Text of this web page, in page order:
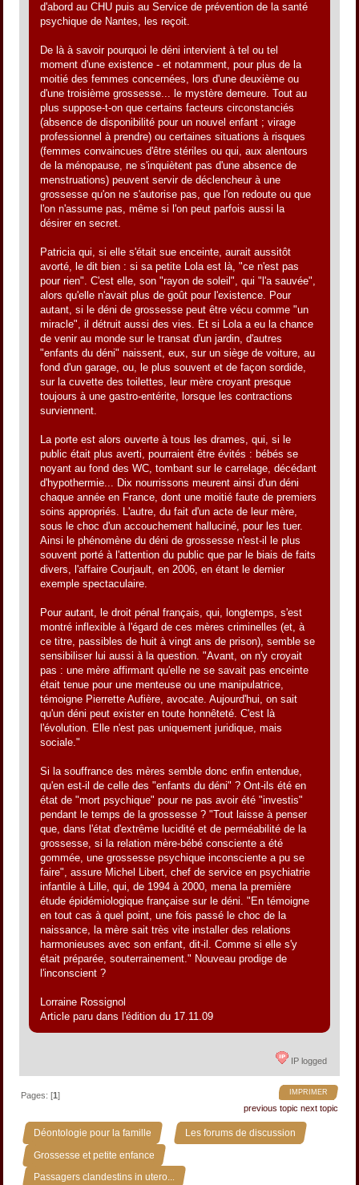
d'abord au CHU puis au Service de prévention de la santé
psychique de Nantes, les reçoit.
De là à savoir pourquoi le déni intervient à tel ou tel
moment d'une existence - et notamment, pour plus de la
moitié des femmes concernées, lors d'une deuxième ou
d'une troisième grossesse... le mystère demeure. Tout au
plus suppose-t-on que certains facteurs circonstanciés
(absence de disponibilité pour un nouvel enfant ; virage
professionnel à prendre) ou certaines situations à risques
(femmes convaincues d'être stériles ou qui, aux alentours
de la ménopause, ne s'inquiètent pas d'une absence de
menstruations) peuvent servir de déclencheur à une
grossesse qu'on ne s'autorise pas, que l'on redoute ou que
l'on n'assume pas, même si l'on peut parfois aussi la
désirer en secret.
Patricia qui, si elle s'était sue enceinte, aurait aussitôt
avorté, le dit bien : si sa petite Lola est là, "ce n'est pas
pour rien". C'est elle, son "rayon de soleil", qui "l'a sauvée",
alors qu'elle n'avait plus de goût pour l'existence. Pour
autant, si le déni de grossesse peut être vécu comme "un
miracle", il détruit aussi des vies. Et si Lola a eu la chance
de venir au monde sur le transat d'un jardin, d'autres
"enfants du déni" naissent, eux, sur un siège de voiture, au
fond d'un garage, ou, le plus souvent et de façon sordide,
sur la cuvette des toilettes, leur mère croyant presque
toujours à une gastro-entérite, lorsque les contractions
surviennent.
La porte est alors ouverte à tous les drames, qui, si le
public était plus averti, pourraient être évités : bébés se
noyant au fond des WC, tombant sur le carrelage, décédant
d'hypothermie... Dix nourrissons meurent ainsi d'un déni
chaque année en France, dont une moitié faute de premiers
soins appropriés. L'autre, du fait d'un acte de leur mère,
sous le choc d'un accouchement halluciné, pour les tuer.
Ainsi le phénomène du déni de grossesse n'est-il le plus
souvent porté à l'attention du public que par le biais de faits
divers, l'affaire Courjault, en 2006, en étant le dernier
exemple spectaculaire.
Pour autant, le droit pénal français, qui, longtemps, s'est
montré inflexible à l'égard de ces mères criminelles (et, à
ce titre, passibles de huit à vingt ans de prison), semble se
sensibiliser lui aussi à la question. "Avant, on n'y croyait
pas : une mère affirmant qu'elle ne se savait pas enceinte
était tenue pour une menteuse ou une manipulatrice,
témoigne Pierrette Aufière, avocate. Aujourd'hui, on sait
qu'un déni peut exister en toute honnêteté. C'est là
l'évolution. Elle n'est pas uniquement juridique, mais
sociale."
Si la souffrance des mères semble donc enfin entendue,
qu'en est-il de celle des "enfants du déni" ? Ont-ils été en
état de "mort psychique" pour ne pas avoir été "investis"
pendant le temps de la grossesse ? "Tout laisse à penser
que, dans l'état d'extrême lucidité et de perméabilité de la
grossesse, si la relation mère-bébé consciente a été
gommée, une grossesse psychique inconsciente a pu se
faire", assure Michel Libert, chef de service en psychiatrie
infantile à Lille, qui, de 1994 à 2000, mena la première
étude épidémiologique française sur le déni. "En témoigne
en tout cas à quel point, une fois passé le choc de la
naissance, la mère sait très vite installer des relations
harmonieuses avec son enfant, dit-il. Comme si elle s'y
était préparée, souterrainement." Nouveau prodige de
l'inconscient ?
Lorraine Rossignol
Article paru dans l'édition du 17.11.09
IP logged
IMPRIMER
Pages: [1]
previous topic next topic
Déontologie pour la famille » Les forums de discussion »
Grossesse et petite enfance »
Passagers clandestins in utero...